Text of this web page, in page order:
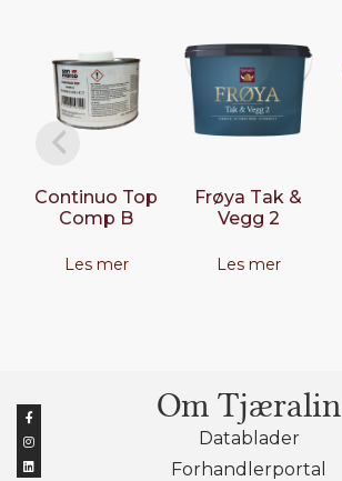
Continuo Top
Comp B
Les mer
Frøya Tak &
Vegg 2
Les mer
Om Tjæralin
Datablader
Forhandlerportal